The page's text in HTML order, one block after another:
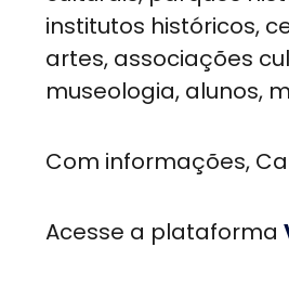
institutos históricos,
artes, associações
museologia, alunos,
Com informações,
Acesse a plataforma